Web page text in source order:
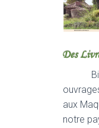
Bien
aux
notre